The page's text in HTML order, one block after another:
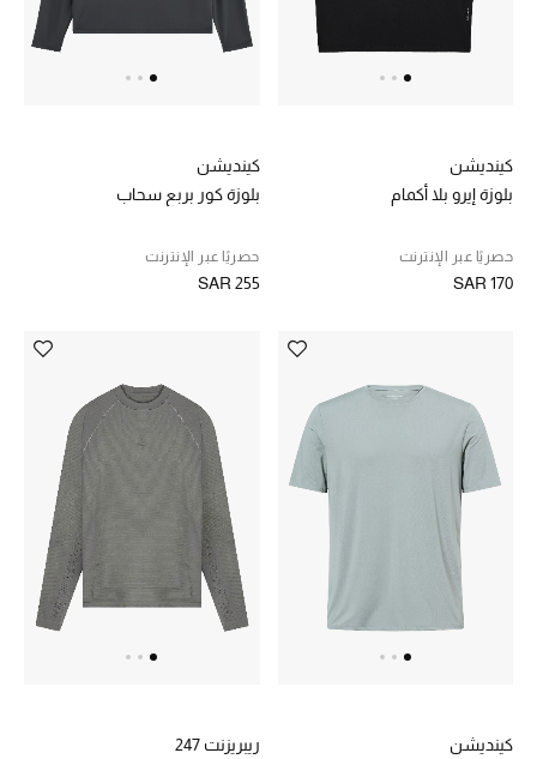
الرجال
الهدايا
ما وصلنا حديثاً
حصريًا عبر الإنترنت
دليل مستلزمات الرجال
أبرز المصممين
جميع الملابس الرجالية
الأحذية الرجالية
حقائب رجالية
كينديشن
بلوزة إيرو بلا أكمام
حصريًا عبر الإنترنت
SAR 170
كينديشن
بلوزة كور بربع سحاب
حصريًا عبر الإنترنت
SAR 255
كينديشن
ريبريزنت 247